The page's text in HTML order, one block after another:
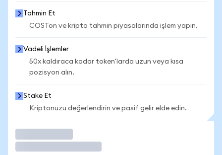
Tahmin Et
COSTon ve kripto tahmin piyasalarında işlem yapın.
Vadeli İşlemler
50x kaldıraca kadar token'larda uzun veya kısa
pozisyon alın.
Stake Et
Kriptonuzu değerlendirin ve pasif gelir elde edin.